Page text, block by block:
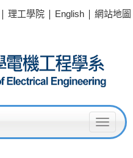
| 理工學院 | English | 網站地圖
T